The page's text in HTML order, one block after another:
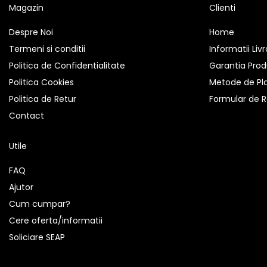
videoconferinta
Alte periferice
Accesorii PC
Retelistica
Routere
Switch-uri
Access Point-uri
Placi de retea
Conectori & mufe retea
Rack-uri & accesorii rack
Magazin
Despre Noi
Termeni si conditii
Politica de Confidentialitate
Politica Cookies
Politica de Retur
Contact
Utile
FAQ
Ajutor
Cum cumpar?
Cere oferta/informatii
Soliciare SEAP
Clienti
Home
Informatii
Garantia
Metode de
Formular de